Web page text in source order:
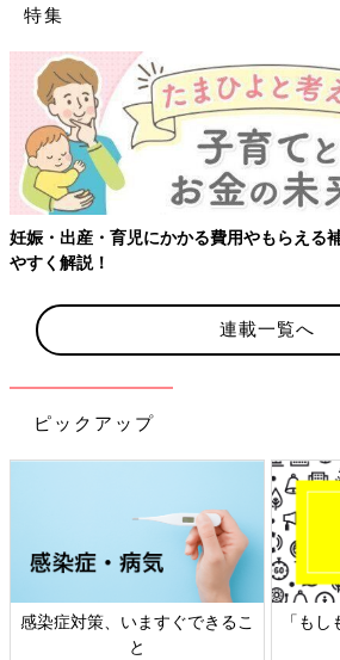
特集
妊娠・出産・育児にかかる費用やもらえる
やすく解説！
連載一覧へ
ピックアップ
感染症対策、いますぐできるこ
と
「も